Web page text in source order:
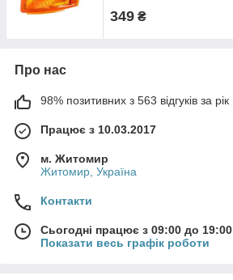
349 ₴
Про нас
98% позитивних з 563 відгуків за рік
Працює з 10.03.2017
м. Житомир
Житомир, Україна
Контакти
Сьогодні працює з 09:00 до 19:00
Показати весь графік роботи